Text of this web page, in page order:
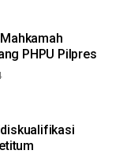
PHPU Pilpres